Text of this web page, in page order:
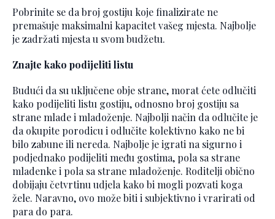
Pobrinite se da broj gostiju koje finalizirate ne
premašuje maksimalni kapacitet vašeg mjesta. Najbolje
je zadržati mjesta u svom budžetu.
Znajte kako podijeliti listu
Budući da su uključene obje strane, morat ćete odlučiti
kako podijeliti listu gostiju, odnosno broj gostiju sa
strane mlade i mladoženje. Najbolji način da odlučite je
da okupite porodicu i odlučite kolektivno kako ne bi
bilo zabune ili nereda. Najbolje je igrati na sigurno i
podjednako podijeliti među gostima, pola sa strane
mladenke i pola sa strane mladoženje. Roditelji obično
dobijaju četvrtinu udjela kako bi mogli pozvati koga
žele. Naravno, ovo može biti i subjektivno i vrarirati od
para do para.